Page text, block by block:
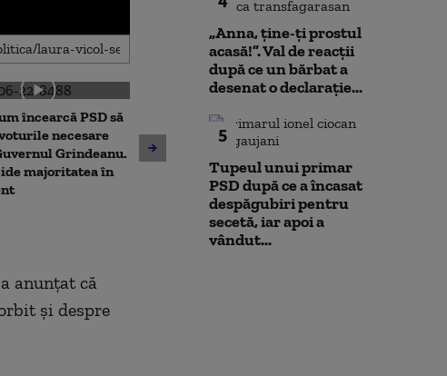
încearcă PSD să
necesare
Grindeanu.
majoritatea în
Dominic Fritz acuză PSD,
după respingerea legii
integrității, de „un joc
extrem de cinic”
Prima reacție
care l-ar lăsa
de primar
anunțat că
și despre
„Anna, ţine-ţi prostul
acasă!”. Val de reacții
după ce un bărbat a
desenat o declarație...
5
Tupeul unui primar
PSD după ce a încasat
despăgubiri pentru
secetă, iar apoi a
vândut...